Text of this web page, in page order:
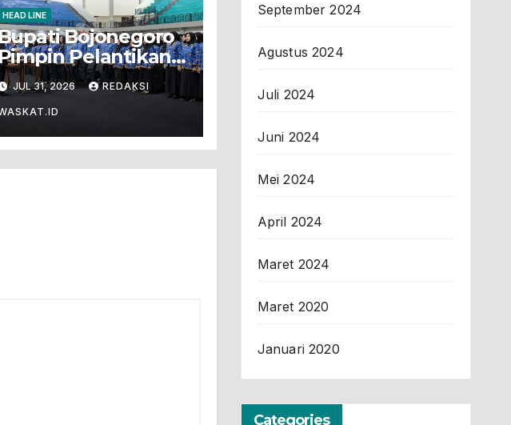
HEAD LINE
Bojonegoro
Pelantikan
Sumpah
571 PNS
Ini Pesannya!
JUL 31, 2026 REDAKSI
September 2024
Agustus 2024
Juli 2024
Juni 2024
Mei 2024
April 2024
Maret 2024
Maret 2020
Januari 2020
Categories